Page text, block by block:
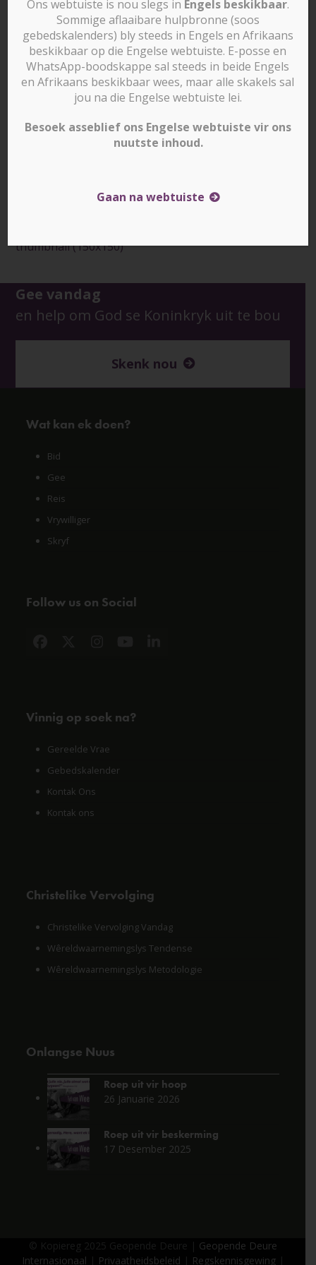
thumbnail (150x150)
Gee vandag
en help om God se Koninkryk uit te bou
Skenk nou
Wat kan ek doen?
Bid
Gee
Reis
Vrywilliger
Skryf
Follow us on Social
Vinnig op soek na?
Gereelde Vrae
Gebedskalender
Kontak Ons
Kontak ons
Christelike Vervolging
Christelike Vervolging Vandag
Wêreldwaarnemingslys Tendense
Wêreldwaarnemingslys Metodologie
Onlangse Nuus
Roep uit vir hoop
26 Januarie 2026
Roep uit vir beskerming
17 Desember 2025
© Kopiereg 2025 Geopende Deure | Geopende Deure
Internasionaal | Privaatheidsbeleid | Regskennisgewing|
Ons webtuiste is nou slegs in Engels beskikbaar.
Sommige aflaaibare hulpbronne (soos
gebedskalenders) bly steeds in Engels en Afrikaans
beskikbaar op die Engelse webtuiste. E-posse en
WhatsApp-boodskappe sal steeds in beide Engels
en Afrikaans beskikbaar wees, maar alle skakels sal
jou na die Engelse webtuiste lei.
Besoek asseblief ons Engelse webtuiste vir ons
nuutste inhoud.
Gaan na webtuiste